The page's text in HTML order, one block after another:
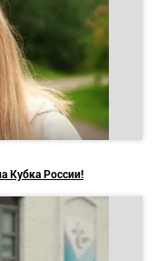
Кубка России!